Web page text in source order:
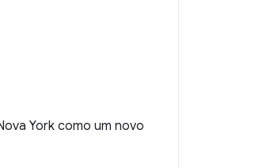
York como um novo